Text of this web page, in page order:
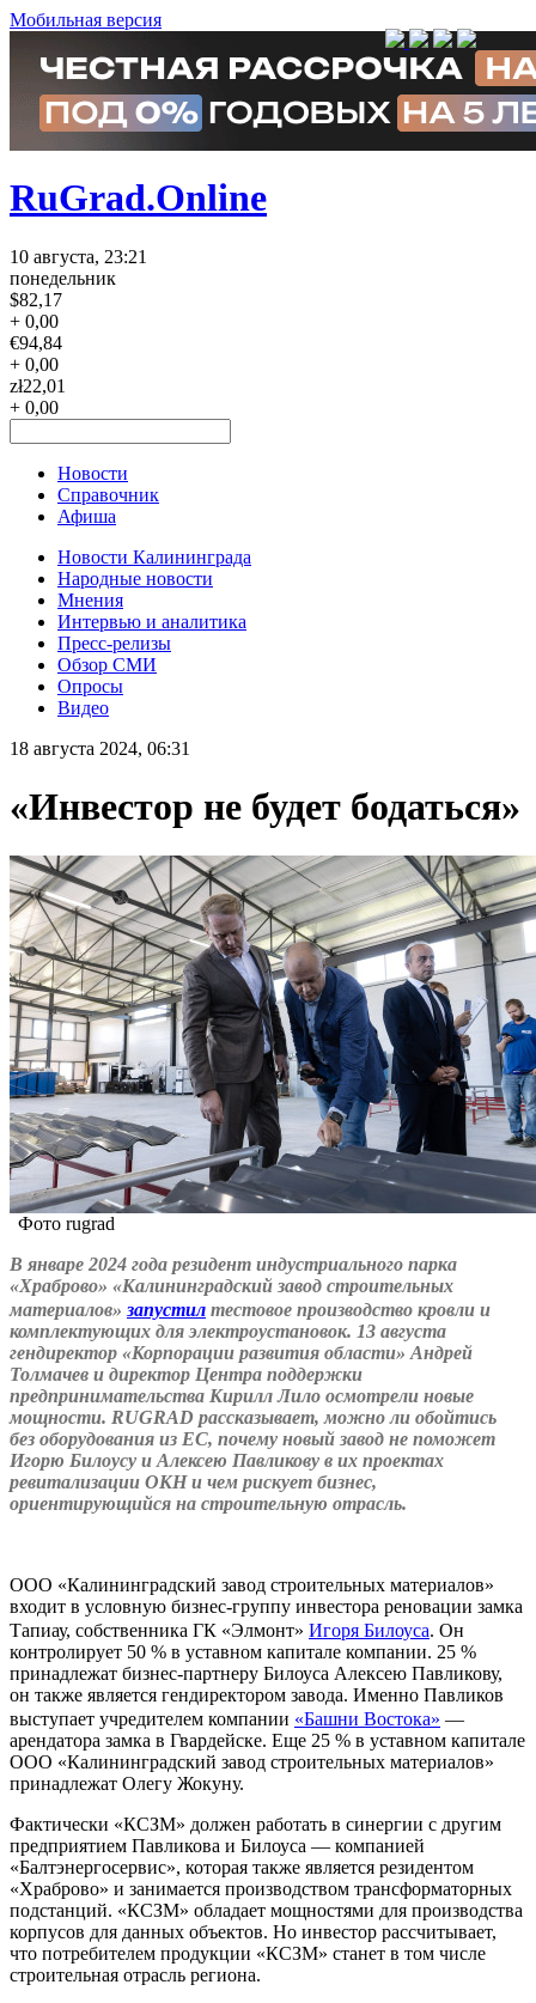
Мобильная версия
RuGrad.Online
10 августа, 23:21
понедельник
$82,17
+ 0,00
€94,84
+ 0,00
zł22,01
+ 0,00
Новости
Справочник
Афиша
Новости Калининграда
Народные новости
Мнения
Интервью и аналитика
Пресс-релизы
Обзор СМИ
Опросы
Видео
18 августа 2024, 06:31
«Инвестор не будет бодаться»
Фото rugrad
В январе 2024 года резидент индустриального парка
«Храброво» «Калининградский завод строительных
материалов» запустил тестовое производство кровли и
комплектующих для электроустановок. 13 августа
гендиректор «Корпорации развития области» Андрей
Толмачев и директор Центра поддержки
предпринимательства Кирилл Лило осмотрели новые
мощности. RUGRAD рассказывает, можно ли обойтись
без оборудования из ЕС, почему новый завод не поможет
Игорю Билоусу и Алексею Павликову в их проектах
ревитализации ОКН и чем рискует бизнес,
ориентирующийся на строительную отрасль.
ООО «Калининградский завод строительных материалов»
входит в условную бизнес-группу инвестора реновации замка
Тапиау, собственника ГК «Элмонт» Игоря Билоуса. Он
контролирует 50 % в уставном капитале компании. 25 %
принадлежат бизнес-партнеру Билоуса Алексею Павликову,
он также является гендиректором завода. Именно Павликов
выступает учредителем компании «Башни Востока» —
арендатора замка в Гвардейске. Еще 25 % в уставном капитале
ООО «Калининградский завод строительных материалов»
принадлежат Олегу Жокуну.
Фактически «КСЗМ» должен работать в синергии с другим
предприятием Павликова и Билоуса — компанией
«Балтэнергосервис», которая также является резидентом
«Храброво» и занимается производством трансформаторных
подстанций. «КСЗМ» обладает мощностями для производства
корпусов для данных объектов. Но инвестор рассчитывает,
что потребителем продукции «КСЗМ» станет в том числе
строительная отрасль региона.